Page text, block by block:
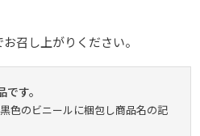
召し上がりください。
す。
色のビニールに梱包し商品名の記